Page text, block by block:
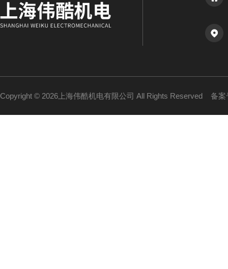
Copyright © 2026上海伟酷机电有限公司 All Rights Reserved 备案